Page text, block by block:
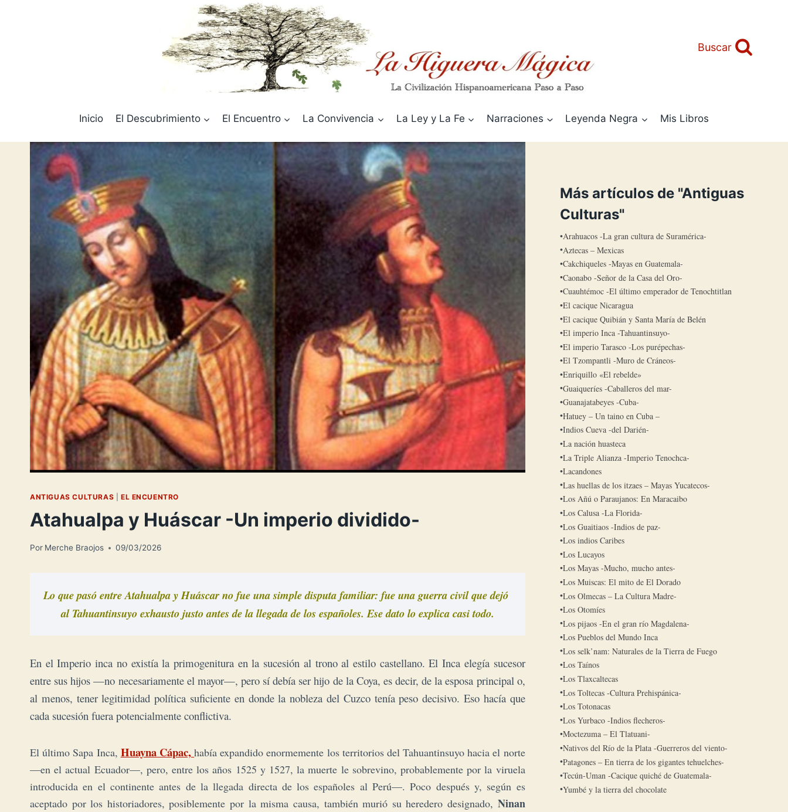
Buscar
Inicio El Descubrimiento El Encuentro La Convivencia La Ley y La Fe Narraciones Leyenda Negra Mis Libros
ANTIGUAS CULTURAS EL ENCUENTRO
Atahualpa y Huáscar -Un imperio dividido-
Por Merche Braojos 09/03/2026
Lo que pasó entre Atahualpa y Huáscar no fue una simple disputa familiar: fue una guerra civil que dejó
al Tahuantinsuyo exhausto justo antes de la llegada de los españoles. Ese dato lo explica casi todo.
En el Imperio inca no existía la primogenitura en la sucesión al trono al estilo castellano. El Inca elegía sucesor
entre sus hijos —no necesariamente el mayor—, pero sí debía ser hijo de la Coya, es decir, de la esposa principal o,
al menos, tener legitimidad política suficiente en donde la nobleza del Cuzco tenía peso decisivo. Eso hacía que
cada sucesión fuera potencialmente conflictiva.
El último Sapa Inca, Huayna Cápac,había expandido enormemente los territorios del Tahuantinsuyo hacia el norte
—en el actual Ecuador—, pero, entre los años 1525 y 1527, la muerte le sobrevino, probablemente por la viruela
introducida en el continente antes de la llegada directa de los españoles al Perú—. Poco después y, según es
aceptado por los historiadores, posiblemente por la misma causa, también murió su heredero designado, Ninan
Más artículos de "Antiguas
Culturas"
Arahuacos -La gran cultura de Suramérica-
Aztecas – Mexicas
Cakchiqueles -Mayas en Guatemala-
Caonabo -Señor de la Casa del Oro-
Cuauhtémoc -El último emperador de Tenochtitlan
El cacique Nicaragua
El cacique Quibián y Santa María de Belén
El imperio Inca -Tahuantinsuyo-
El imperio Tarasco -Los purépechas-
El Tzompantli -Muro de Cráneos-
Enriquillo «El rebelde»
Guaiqueríes -Caballeros del mar-
Guanajatabeyes -Cuba-
Hatuey – Un taino en Cuba –
Indios Cueva -del Darién-
La nación huasteca
La Triple Alianza -Imperio Tenochca-
Lacandones
Las huellas de los itzaes – Mayas Yucatecos-
Los Añú o Paraujanos: En Maracaibo
Los Calusa -La Florida-
Los Guaitiaos -Indios de paz-
Los indios Caribes
Los Lucayos
Los Mayas -Mucho, mucho antes-
Los Muiscas: El mito de El Dorado
Los Olmecas – La Cultura Madre-
Los Otomíes
Los pijaos -En el gran río Magdalena-
Los Pueblos del Mundo Inca
Los selk’nam: Naturales de la Tierra de Fuego
Los Taínos
Los Tlaxcaltecas
Los Toltecas -Cultura Prehispánica-
Los Totonacas
Los Yurbaco -Indios flecheros-
Moctezuma – El Tlatuani-
Nativos del Río de la Plata -Guerreros del viento-
Patagones – En tierra de los gigantes tehuelches-
Tecún-Uman -Cacique quiché de Guatemala-
Yumbé y la tierra del chocolate